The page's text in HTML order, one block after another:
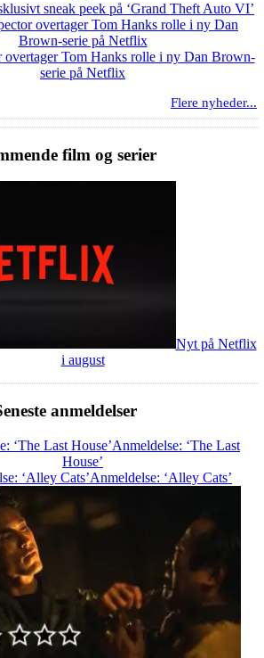
sneak peek på ‘Grand Theft Auto VI’
overtager Tom Hanks rolle i ny Dan Brown-
serie på Netflix
Flere nyheder...
film og serier
Nyt på Netflix
i august
anmeldelser
Anmeldelse: ‘The Last
House’
Anmeldelse: ‘Alley Cats’